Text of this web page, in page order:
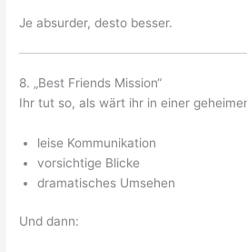
Je absurder, desto besser.
8. „Best Friends Mission“
Ihr tut so, als wärt ihr in einer
leise Kommunikation
vorsichtige Blicke
dramatisches Umsehen
Und dann: